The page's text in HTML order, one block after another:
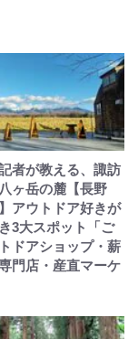
者が教える、諏訪
ヶ岳の麓【長野
アウトドア好きが
3大スポット「ご
ドアショップ・薪
門店・産直マーケ